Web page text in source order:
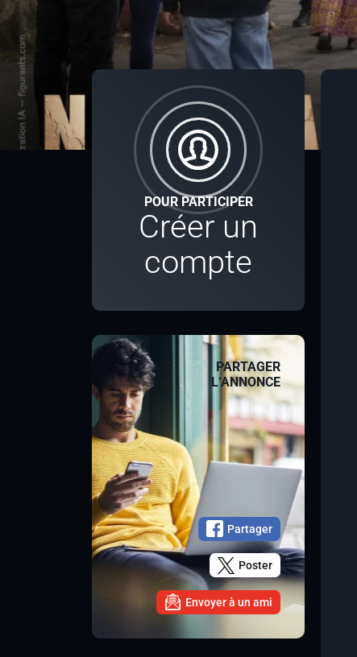
POUR PARTICIPER
Créer un
compte
PARTAGER
L’ANNONCE
Partager
Poster
Envoyer à un ami